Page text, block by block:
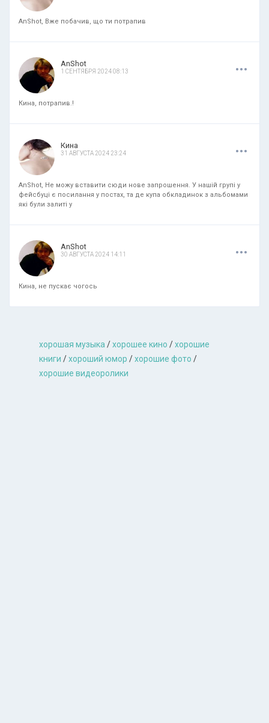
AnShot, Вже побачив, що ти потрапив
AnShot
1 СЕНТЯБРЯ 2024 08:13 ...
Кина, потрапив.!
Кина
31 АВГУСТА 2024 23:24 ...
AnShot, Не можу вставити сюди нове запрошення. У нашій групі у
фейсбуці є посилання у постах, та де купа обкладинок з альбомами
які були залиті у
AnShot
30 АВГУСТА 2024 14:11 ...
Кина, не пускає чогось
хорошая музыкa /хорошее кино /хорошие
книги /хороший юмор /хорошие фото /
хорошие видеоролики